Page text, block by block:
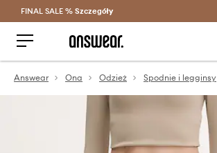
Oszczędzaj z Answear Club >
FINAL SALE % Szczegóły
Answear Ona Odzież Spodnie i legginsy